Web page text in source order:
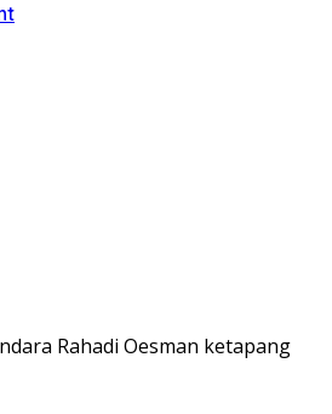
Rahadi Oesman ketapang